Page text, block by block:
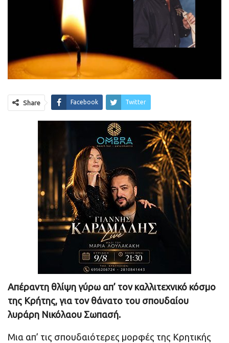
Share Facebook Twitter
Απέραντη θλίψη γύρω απ’ τον καλλιτεχνικό κόσμο
της Κρήτης, για τον θάνατο του σπουδαίου
λυράρη Νικόλαου Σωπασή.
Μια απ’ τις σπουδαιότερες μορφές της Κρητικής